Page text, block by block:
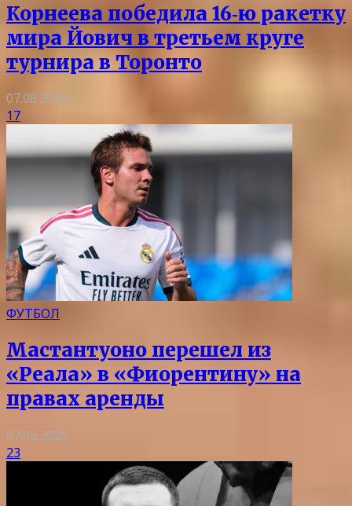
Корнеева победила 16‑ю ракетку
мира Йович в третьем круге
турнира в Торонто
07.08.2026
17
ФУТБОЛ
Мастантуоно перешел из
«Реала» в «Фиорентину» на
правах аренды
07.08.2026
23